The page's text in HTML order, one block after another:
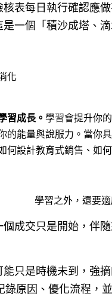
表每日執行確認應
一個「積沙成塔、
化
習成長。 學習會提升你
的能量與說服力。當你
何設計教育式銷售、如
學習之外，還要適
成交只是開始，伴
只是時機未到，強
錄原因、優化流程，